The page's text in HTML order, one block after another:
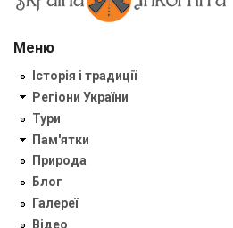
Меню
Історія і традиції
Регіони України
Тури
Пам'ятки
Природа
Блог
Галереї
Відео